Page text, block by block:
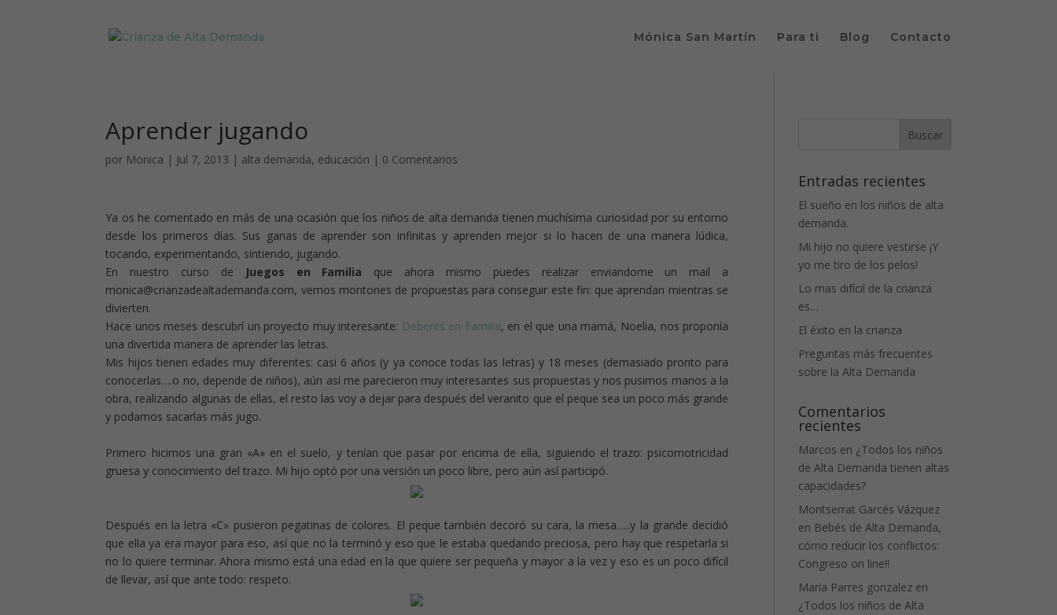
Mónica San Martín Para ti Blog Contacto
Aprender jugando
por Monica | Jul 7, 2013 | alta demanda, educación | 0 Comentarios
Ya os he comentado en más de una ocasión que los niños de alta demanda tienen muchísima curiosidad por su entorno
desde los primeros días. Sus ganas de aprender son infinitas y aprenden mejor si lo hacen de una manera lúdica,
tocando, experimentando, sintiendo, jugando.
En nuestro curso de
Juegos en Familia que ahora mismo puedes realizar
enviandome un mail a
monica@crianzadealtademanda.com, vemos montones de propuestas para conseguir este fin: que aprendan mientras se
divierten.
Hace unos meses descubrí un proyecto muy interesante: Deberes en Familia, en el que una mamá, Noelia, nos proponía
una divertida manera de aprender las letras.
Mis hijos tienen edades muy diferentes: casi 6 años (y ya conoce todas las letras) y 18 meses (demasiado pronto para
conocerlas….o no, depende de niños), aún así me parecieron muy interesantes sus propuestas y nos pusimos manos a la
obra, realizando algunas de ellas, el resto las voy a dejar para después del veranito que el peque sea un poco más grande
y podamos sacarlas más jugo.
Primero hicimos una gran «A» en el suelo, y tenían que pasar por encima de ella, siguiendo el trazo: psicomotricidad
gruesa y conocimiento del trazo. Mi hijo optó por una versión un poco libre, pero aún así participó.
Después en la letra «C» pusieron pegatinas de colores. El peque también decoró su cara, la mesa…..y la grande decidió
que ella ya era mayor para eso, así que no la terminó y eso que le estaba quedando preciosa, pero hay que respetarla si
no lo quiere terminar. Ahora mismo está una edad en la que quiere ser pequeña y mayor a la vez y eso es un poco difícil
de llevar, así que ante todo: respeto.
Entradas recientes
El sueño en los niños de alta
demanda.
Mi hijo no quiere vestirse ¡Y
yo me tiro de los pelos!
Lo mas difícil de la crianza
es…
El éxito en la crianza
Preguntas más frecuentes
sobre la Alta Demanda
Comentarios
recientes
Marcos en ¿Todos los niños
de Alta Demanda tienen altas
capacidades?
Montserrat Garcés Vázquez
en Bebés de Alta Demanda,
cómo reducir los conflictos:
Congreso on line!!
Maria Parres gonzalez en
¿Todos los niños de Alta